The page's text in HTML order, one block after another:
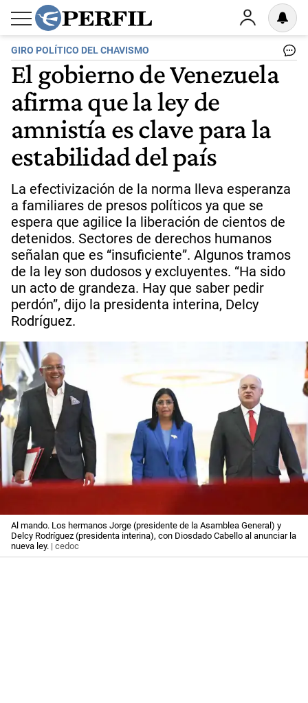
GIRO POLÍTICO DEL CHAVISMO
El gobierno de Venezuela
afirma que la ley de
amnistía es clave para la
estabilidad del país
La efectivización de la norma lleva esperanza
a familiares de presos políticos ya que se
espera que agilice la liberación de cientos de
detenidos. Sectores de derechos humanos
señalan que es “insuficiente”. Algunos tramos
de la ley son dudosos y excluyentes. “Ha sido
un acto de grandeza. Hay que saber pedir
perdón”, dijo la presidenta interina, Delcy
Rodríguez.
Al mando. Los hermanos Jorge (presidente de la Asamblea General) y
Delcy Rodríguez (presidenta interina), con Diosdado Cabello al anunciar la
nueva ley. | cedoc